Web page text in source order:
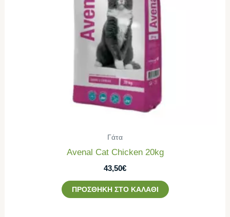
Γάτα
Avenal Cat Chicken 20kg
43,50€
ΠΡΟΣΘΉΚΗ ΣΤΟ ΚΑΛΆΘΙ